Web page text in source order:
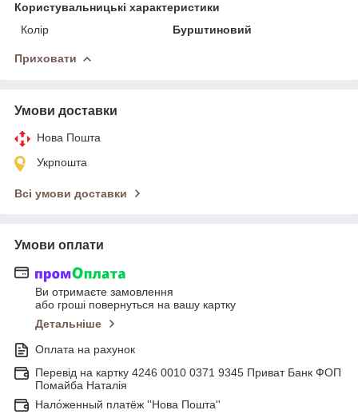
Користувальницькі характеристики
Колір
Бурштиновий
Приховати
Умови доставки
Нова Пошта
Укрпошта
Всі умови доставки
Умови оплати
Ви отримаєте замовлення
або гроші повернуться на вашу картку
Детальніше
Оплата на рахунок
Перевід на картку 4246 0010 0371 9345 Приват Банк ФОП
Помайба Наталія
Нало́женный платёж ''Нова Пошта''